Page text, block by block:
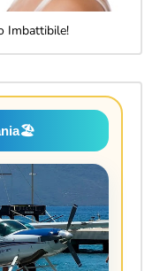
Imbattibile!
🏖️